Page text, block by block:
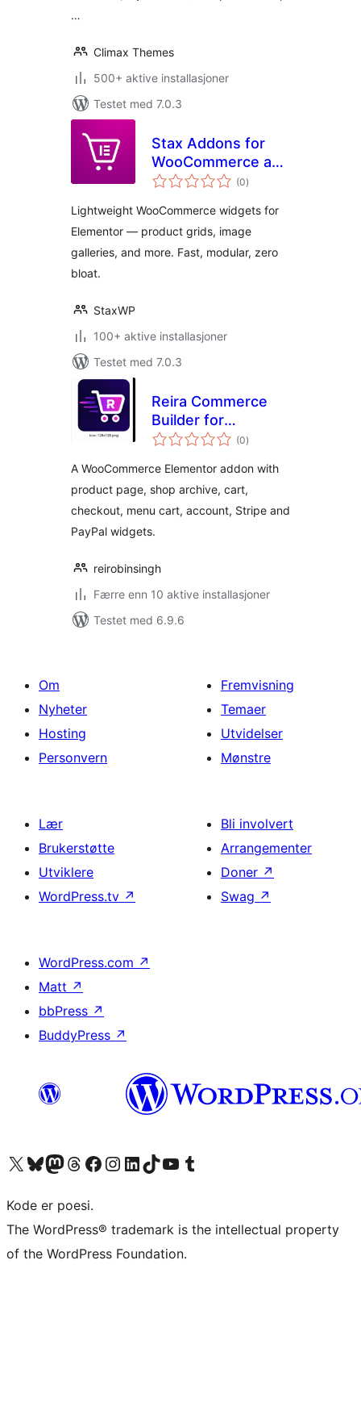
…
Climax Themes
500+ aktive installasjoner
Testet med 7.0.3
Stax Addons for
WooCommerce and
Elementor
(0totale
vurderinger
)
Lightweight WooCommerce widgets for
Elementor — product grids, image
galleries, and more. Fast, modular, zero
bloat.
StaxWP
100+ aktive installasjoner
Testet med 7.0.3
Reira Commerce
Builder for
Elementor
(0totale
vurderinger
)
A WooCommerce Elementor addon with
product page, shop archive, cart,
checkout, menu cart, account, Stripe and
PayPal widgets.
reirobinsingh
Færre enn 10 aktive installasjoner
Testet med 6.9.6
Om
Nyheter
Hosting
Personvern
Fremvisning
Temaer
Utvidelser
Mønstre
Lær
Brukerstøtte
Utviklere
WordPress.tv ↗
Bli involvert
Arrangementer
Doner ↗
Swag ↗
WordPress.com ↗
Matt ↗
bbPress ↗
BuddyPress ↗
Besøk vår konto på X Visit our Bluesky account
Besøk vår Mastodon-konto
Visit our Threads account
Besøk vår Facebook-sideBesøk vår Instagram-konto
Besøk vår LinkedIn-konto
Visit our TikTok account
Visit our YouTube channel
Visit our Tumblr account
Kode er poesi.
The WordPress® trademark is the intellectual property
of the WordPress Foundation.